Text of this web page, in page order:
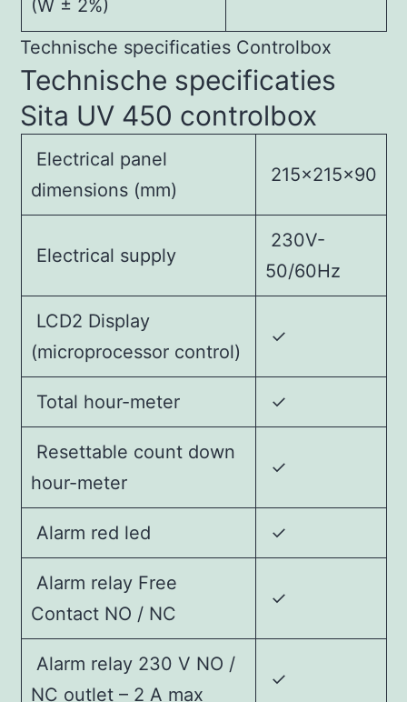
(W ± 2%)
Technische specificaties Controlbox
Technische specificaties
Sita UV 450 controlbox
Electrical panel
dimensions (mm)
215x215x90
Electrical supply
230V-
50/60Hz
LCD2 Display
(microprocessor control)
✓
Total hour-meter ✓
Resettable count down
hour-meter
✓
Alarm red led ✓
Alarm relay Free
Contact NO / NC
✓
Alarm relay 230 V NO /
NC outlet – 2 A max
✓